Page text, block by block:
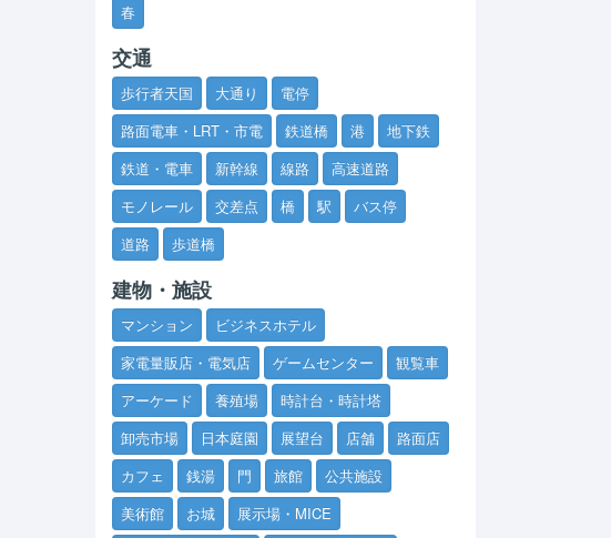
春
交通
歩行者天国 大通り
電停
路面電車・LRT・市電
鉄道橋 港
地下鉄
鉄道・電車
新幹線 線路
高速道路
モノレール
交差点 橋 駅
バス停
道路
歩道橋
建物・施設
マンション
ビジネスホテル
家電量販店・電気店
ゲームセンター
観覧車
アーケード
養殖場
時計台・時計塔
卸売市場
日本庭園 展望台 店舗
路面店
カフェ
銭湯 門 旅館
公共施設
美術館
お城
展示場・MICE